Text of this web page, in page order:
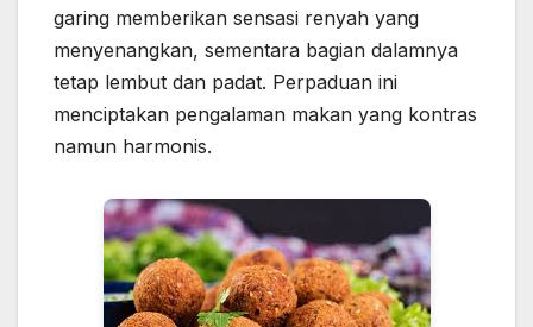
garing memberikan sensasi renyah yang
menyenangkan, sementara bagian dalamnya
tetap lembut dan padat. Perpaduan ini
menciptakan pengalaman makan yang kontras
namun harmonis.